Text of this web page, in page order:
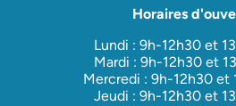
Horaires
Lundi : 9h-12h30 et
Mardi : 9h-12h30 et
Mercredi : 9h-12h30 et
Jeudi : 9h-12h30 et